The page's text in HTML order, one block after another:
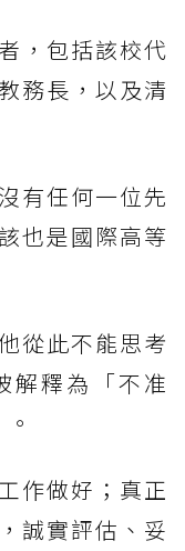
，包括該校代
務長，以及清
有任何一位先
也是國際高等
從此不能思考
解釋為「不准
作做好；真正
誠實評估、妥